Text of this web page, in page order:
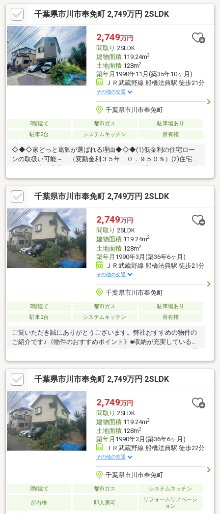
の他ご質問等も大歓迎です。ぜひお気軽にスタッフにお問い合わ
せくださいませ。
千葉県市川市奉免町 2,749万円 2SLDK
2,749万円
間取り 2SLDK
建物面積119.24m2
土地面積128m2
築年月 1990年11月(築35年10ヶ月)
ＪＲ武蔵野線 船橋法典駅 徒歩21分
その他の交通
千葉県市川市奉免町
2階建て 都市ガス
駐車場あり
駐車2台
システムキッチン 所有権
◇◆◇家どっと葛飾が選ばれる理由◆◇◆(1)低金利の住宅ロー
ンの取扱い可能～ （変動金利３５年 ０．９５０％）(2)住宅ロ
せが出来る～（無料）～【今のお客様のご状況をお聞かせくださ
い】～◆毎月支払う住居費って自分達はいくらなら大丈夫かな。
◆歳を重ねてもずっと安心して暮らせる場所がいい！◆購入はし
たいけど、手続きとか税金とか色々心配。期待も大きい反面、悩
みや不安も多いと思います。不動産売買専門店でお客様と一緒に
悩んできた数が多い私達だから解決出来る問題があります。
千葉県市川市奉免町 2,749万円 2SLDK
2,749万円
間取り 2SLDK
建物面積119.24m2
土地面積128m2
築年月 1990年3月(築36年6ヶ月)
ＪＲ武蔵野線 船橋法典駅 徒歩21分
その他の交通
千葉県市川市奉免町
2階建て 都市ガス
駐車場あり
駐車2台
システムキッチン 所有権
ご覧いただき誠にありがとうございます。弊社おすすめの物件の
ご紹介です♪《物件のおすすめポイント》■収納が充実しているの
風、日当たり良好♪■現地周辺は低層住戸の建ち並ぶ閑静な住宅地
です。■新規リフォーム物件なのでご購入後快適にお住まい頂け
ます♪☆ＬＩＮＥで資料請求・ご見学予約対応可能です☆
→ → ＩＤ検索：＠e-sumai ← ←ＬＩＮＥでお問合せの際は
お友達追
千葉県市川市奉免町 2,749万円 2SLDK
2,749万円
間取り 2SLDK
建物面積119.24m2
土地面積128m2
築年月 1990年3月(築36年6ヶ月)
ＪＲ武蔵野線 船橋法典駅 徒歩22分
その他の交通
千葉県市川市奉免町
2階建て 都市ガス システムキッチン
所有権 即入居可
リフォームリノベーシ
ョン